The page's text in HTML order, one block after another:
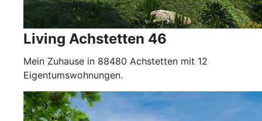
Living Achstetten 46
Mein Zuhause in 88480 Achstetten mit 12
Eigentumswohnungen.